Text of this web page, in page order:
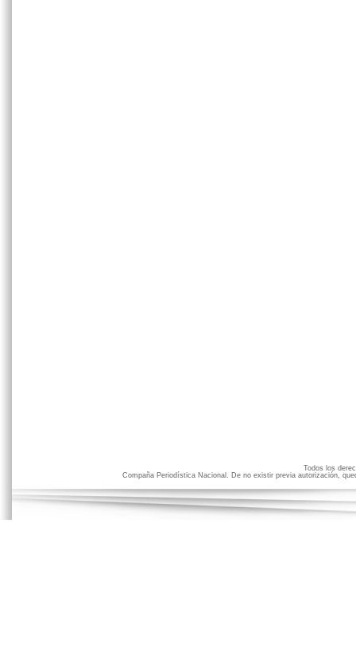
Todos los
Compaña Periodística Nacional. De no existir previa autorización,